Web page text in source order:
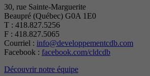
30, rue Sainte-Marguerite
Beaupré (Québec) G0A 1E0
T : 418.827.5256
F : 418.827.5065
Courriel : info@developpementcdb.com
Facebook : facebook.com/cldcdb
Découvrir notre équipe